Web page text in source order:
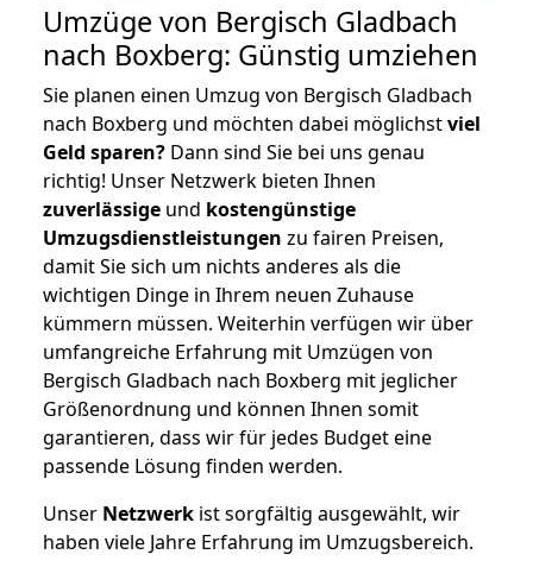
Umzüge von Bergisch Gladbach
nach Boxberg: Günstig umziehen
Sie planen einen Umzug von Bergisch Gladbach
nach Boxberg und möchten dabei möglichstviel
Geld sparen? Dann sind Sie bei uns genau
richtig! Unser Netzwerk bieten Ihnen
zuverlässige und kostengünstige
Umzugsdienstleistungen zu fairen Preisen,
damit Sie sich um nichts anderes als die
wichtigen Dinge in Ihrem neuen Zuhause
kümmern müssen. Weiterhin verfügen wir über
umfangreiche Erfahrung mit Umzügen von
Bergisch Gladbach nach Boxberg mit jeglicher
Größenordnung und können Ihnen somit
garantieren, dass wir für jedes Budget eine
passende Lösung finden werden.
Unser Netzwerk ist sorgfältig ausgewählt, wir
haben viele Jahre Erfahrung im Umzugsbereich.